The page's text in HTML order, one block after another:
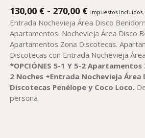
130,00 € - 270,00 €RANGO
DE
PRECIOS:
DESDE
130,00 €
HASTA
270,00 €
Impuestos Incluidos
Entrada Nochevieja Área Disco
Apartamentos. Nochevieja Área Disco
Apartamentos Zona Discotecas.
Discotecas con Entrada Nochevieja
*OPCIÓNES 5-1 Y 5-2Apartamentos
2 Noches +Entrada Nochevieja Área
Discotecas Penélope y Coco Loco.
persona